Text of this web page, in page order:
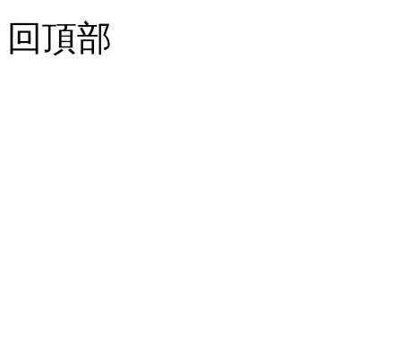
回頂部